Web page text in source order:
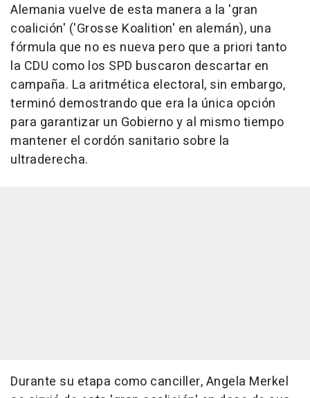
Alemania vuelve de esta manera a la 'gran
coalición' ('Grosse Koalition' en alemán), una
fórmula que no es nueva pero que a priori tanto
la CDU como los SPD buscaron descartar en
campaña. La aritmética electoral, sin embargo,
terminó demostrando que era la única opción
para garantizar un Gobierno y al mismo tiempo
mantener el cordón sanitario sobre la
ultraderecha.
Durante su etapa como canciller, Angela Merkel